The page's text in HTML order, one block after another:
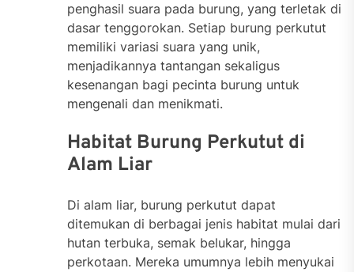
penghasil suara pada burung, yang terletak di
dasar tenggorokan. Setiap burung perkutut
memiliki variasi suara yang unik,
menjadikannya tantangan sekaligus
kesenangan bagi pecinta burung untuk
mengenali dan menikmati.
Habitat Burung Perkutut di
Alam Liar
Di alam liar, burung perkutut dapat
ditemukan di berbagai jenis habitat mulai dari
hutan terbuka, semak belukar, hingga
perkotaan. Mereka umumnya lebih menyukai